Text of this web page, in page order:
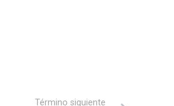
Término siguiente